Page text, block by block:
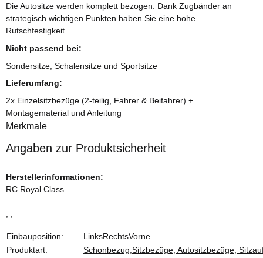
Die Autositze werden komplett bezogen. Dank Zugbänder an
strategisch wichtigen Punkten haben Sie eine hohe
Rutschfestigkeit.
Nicht passend bei:
Sondersitze, Schalensitze und Sportsitze
Lieferumfang:
2x Einzelsitzbezüge (2-teilig, Fahrer & Beifahrer) +
Montagematerial und Anleitung
Merkmale
Angaben zur Produktsicherheit
Herstellerinformationen:
RC Royal Class
Produkteigenschaft
Wert
Einbauposition: LinksRechtsVorne
Produktart:
Schonbezug,Sitzbezüge, Autositzbezüge,